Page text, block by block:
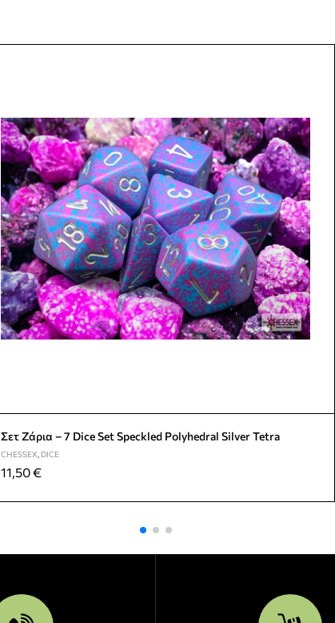
Σετ Ζάρια – 7 Dice Set Speckled Polyhedral Silver Tetra
CHESSEX DICE
11,50€